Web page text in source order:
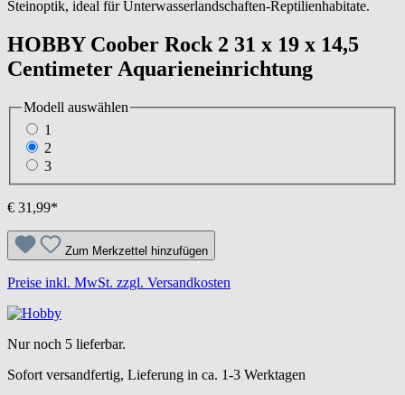
HOBBY Coober Rock 2 31 x 19 x 14,5
Centimeter Aquarieneinrichtung
Modell auswählen
1
2
3
€ 31,99*
Zum Merkzettel hinzufügen
Preise inkl. MwSt. zzgl. Versandkosten
Nur noch 5 lieferbar.
Sofort versandfertig, Lieferung in ca. 1-3 Werktagen